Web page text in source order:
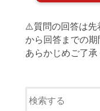
⚠️質問の回答は先
から回答までの期
あらかじめご了承